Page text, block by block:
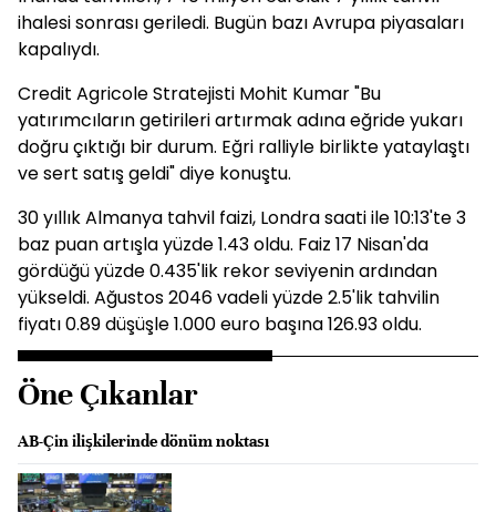
ihalesi sonrası geriledi. Bugün bazı Avrupa piyasaları
kapalıydı.
Credit Agricole Stratejisti Mohit Kumar "Bu
yatırımcıların getirileri artırmak adına eğride yukarı
doğru çıktığı bir durum. Eğri ralliyle birlikte yataylaştı
ve sert satış geldi" diye konuştu.
30 yıllık Almanya tahvil faizi, Londra saati ile 10:13'te 3
baz puan artışla yüzde 1.43 oldu. Faiz 17 Nisan'da
gördüğü yüzde 0.435'lik rekor seviyenin ardından
yükseldi. Ağustos 2046 vadeli yüzde 2.5'lik tahvilin
fiyatı 0.89 düşüşle 1.000 euro başına 126.93 oldu.
Öne Çıkanlar
AB-Çin ilişkilerinde dönüm noktası